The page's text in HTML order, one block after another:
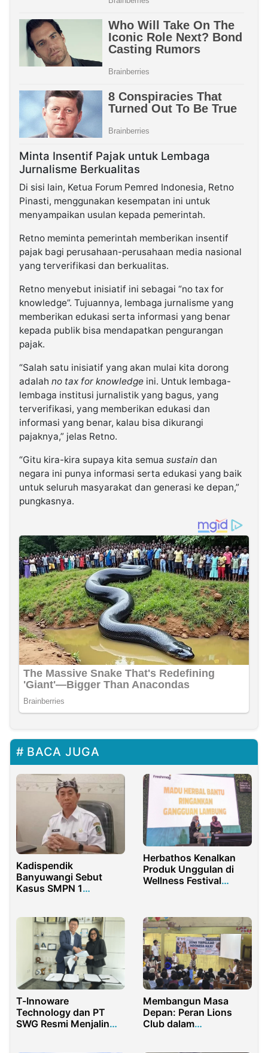
Minta Insentif Pajak untuk Lembaga
Jurnalisme Berkualitas
Di sisi lain, Ketua Forum Pemred Indonesia, Retno
Pinasti, menggunakan kesempatan ini untuk
menyampaikan usulan kepada pemerintah.
Retno meminta pemerintah memberikan insentif
pajak bagi perusahaan-perusahaan media nasional
yang terverifikasi dan berkualitas.
Retno menyebut inisiatif ini sebagai “no tax for
knowledge”. Tujuannya, lembaga jurnalisme yang
memberikan edukasi serta informasi yang benar
kepada publik bisa mendapatkan pengurangan
pajak.
“Salah satu inisiatif yang akan mulai kita dorong
adalah no tax for knowledge ini. Untuk lembaga-
lembaga institusi jurnalistik yang bagus, yang
terverifikasi, yang memberikan edukasi dan
informasi yang benar, kalau bisa dikurangi
pajaknya,” jelas Retno.
“Gitu kira-kira supaya kita semua sustain dan
negara ini punya informasi serta edukasi yang baik
untuk seluruh masyarakat dan generasi ke depan,”
pungkasnya.
BACA JUGA
Kadispendik
Banyuwangi Sebut
Kasus SMPN 1
Herbathos Kenalkan
Produk Unggulan di
Wellness Festival
T-Innoware
Technology dan PT
SWG Resmi Menjalin
Membangun Masa
Depan: Peran Lions
Club dalam